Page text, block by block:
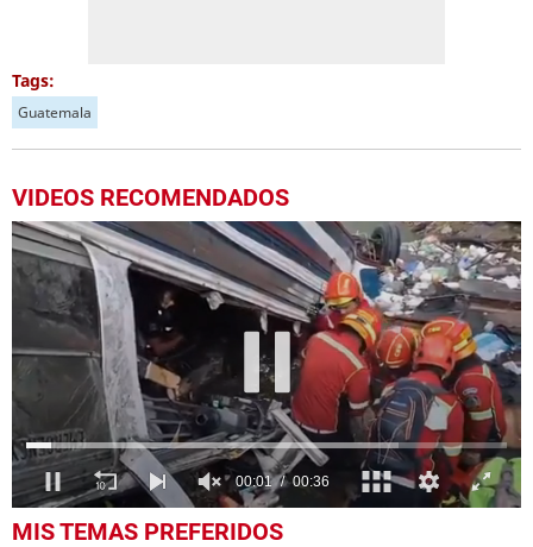
Tags:
Guatemala
VIDEOS RECOMENDADOS
seconds
MIS TEMAS PREFERIDOS